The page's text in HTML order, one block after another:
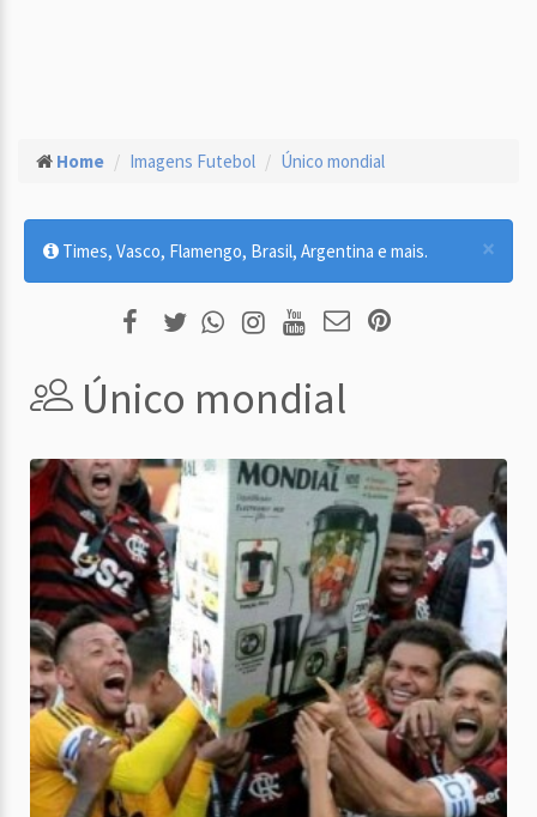
Home Imagens Futebol Único mondial
×
Times, Vasco, Flamengo, Brasil, Argentina e mais.
Único mondial